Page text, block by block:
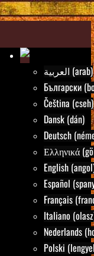
العربية (arab)
Български
Čeština (cseh)
Dansk (dán)
Deutsch
Ελληνικά
English
Español
Français
Italiano
Nederlands
Polski